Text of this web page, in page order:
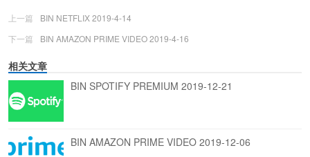
上一篇
BIN NETFLIX 2019-4-14
下一篇
BIN AMAZON PRIME VIDEO 2019-4-16
相关文章
BIN SPOTIFY PREMIUM 2019-12-21
BIN AMAZON PRIME VIDEO 2019-12-06